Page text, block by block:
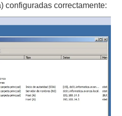
configuradas correctamente: